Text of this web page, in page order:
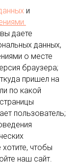
и
даете
данных,
о месте
браузера;
пришел на
по какой
пользователь;
чтобы
наш сайт.